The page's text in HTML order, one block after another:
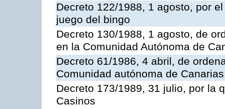
Decreto 122/1988, 1 agosto, por
juego del bingo
Decreto 130/1988, 1 agosto, de
en la Comunidad Autónoma de
Decreto 61/1986, 4 abril, de
Comunidad autónoma de Canarias
Decreto 173/1989, 31 julio, por la
Casinos